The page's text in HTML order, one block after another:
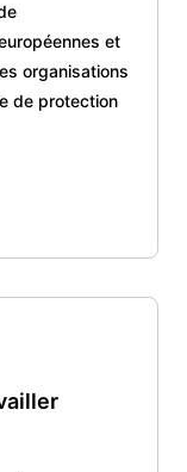
et
organisations
de protection